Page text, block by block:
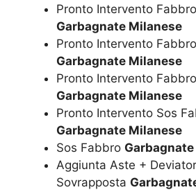
Pronto Intervento
Garbagnate Milanese
Pronto Intervento
Garbagnate Milanese
Pronto Intervento
Garbagnate Milanese
Pronto Intervento Sos
Garbagnate Milanese
Sos Fabbro
Aggiunta Aste +
Sovrapposta